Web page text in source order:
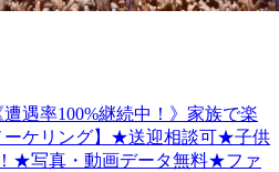
遇率100%継続中！》家族で楽
ーケリング】★送迎相談可★子供
★写真・動画データ無料★ファ